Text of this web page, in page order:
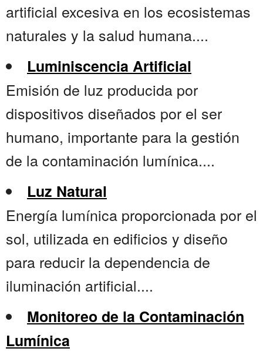
artificial excesiva en los ecosistemas
naturales y la salud humana....
Luminiscencia Artificial
Emisión de luz producida por
dispositivos diseñados por el ser
humano, importante para la gestión
de la contaminación lumínica....
Luz Natural
Energía lumínica proporcionada por el
sol, utilizada en edificios y diseño
para reducir la dependencia de
iluminación artificial....
Monitoreo de la Contaminación
Lumínica